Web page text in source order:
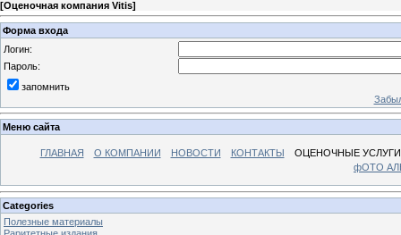
[Оценочная компания Vitis]
Форма входа
Логин:
Пароль:
запомнить
Меню сайта
ГЛАВНАЯ О КОМПАНИИ НОВОСТИ КОНТАКТЫ
ОЦЕНОЧНЫЕ УСЛУГИ
фОТО
Categories
Полезные материалы